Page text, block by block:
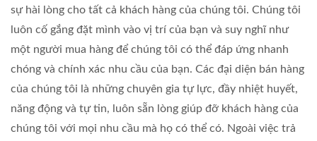
sự hài lòng cho tất cả khách hàng của chúng tôi. Chúng tôi
luôn cố gắng đặt mình vào vị trí của bạn và suy nghĩ như
một người mua hàng để chúng tôi có thể đáp ứng nhanh
chóng và chính xác nhu cầu của bạn. Các đại diện bán hàng
của chúng tôi là những chuyên gia tự lực, đầy nhiệt huyết,
năng động và tự tin, luôn sẵn lòng giúp đỡ khách hàng của
chúng tôi với mọi nhu cầu mà họ có thể có. Ngoài việc trả